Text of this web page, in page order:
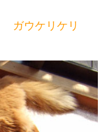
ガウケリケリ